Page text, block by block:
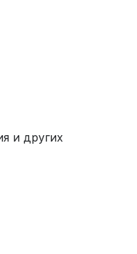
и других